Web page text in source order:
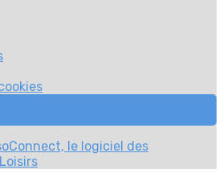
le logiciel des